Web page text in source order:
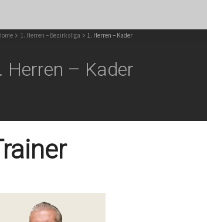
1. Herren – Bezirksliga 1. Herren – Kader
Herren – Kader